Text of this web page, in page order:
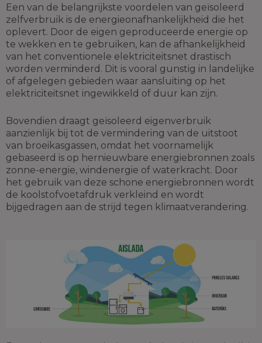
Een van de belangrijkste voordelen van geïsoleerd
zelfverbruik is de energieonafhankelijkheid die het
oplevert. Door de eigen geproduceerde energie op
te wekken en te gebruiken, kan de afhankelijkheid
van het conventionele elektriciteitsnet drastisch
worden verminderd. Dit is vooral gunstig in landelijke
of afgelegen gebieden waar aansluiting op het
elektriciteitsnet ingewikkeld of duur kan zijn.
Bovendien draagt geïsoleerd eigenverbruik
aanzienlijk bij tot de vermindering van de uitstoot
van broeikasgassen, omdat het voornamelijk
gebaseerd is op hernieuwbare energiebronnen zoals
zonne-energie, windenergie of waterkracht. Door
het gebruik van deze schone energiebronnen wordt
de koolstofvoetafdruk verkleind en wordt
bijgedragen aan de strijd tegen klimaatverandering.